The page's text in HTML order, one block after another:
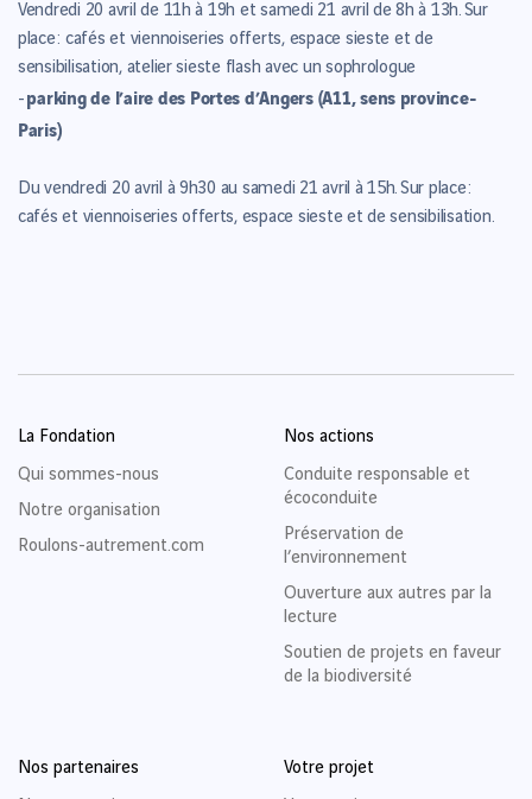
Vendredi 20 avril de 11h à 19h et samedi 21 avril de 8h à 13h.Sur
place : cafés et viennoiseries offerts, espace sieste et de
sensibilisation, atelier sieste flash avec un sophrologue
-parking de l’aire des Portes d’Angers (A11, sens province-
Paris)
Du vendredi 20 avril à 9h30 au samedi 21 avril à 15h.Sur place :
cafés et viennoiseries offerts, espace sieste et de sensibilisation.
La Fondation
Qui sommes-nous
Notre organisation
Roulons-autrement.com
Nos actions
Conduite responsable et
écoconduite
Préservation de
l’environnement
Ouverture aux autres par la
lecture
Soutien de projets en faveur
de la biodiversité
Nos partenaires
Votre projet